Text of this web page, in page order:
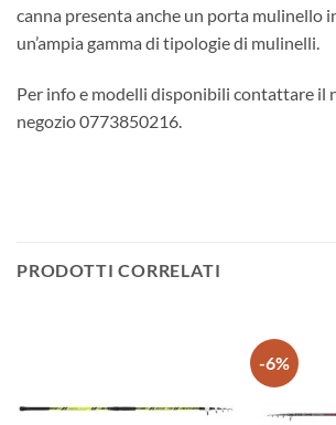
canna presenta anche un porta mulinello
un’ampia gamma di tipologie di mulinelli.
Per info e modelli disponibili contattare il
negozio 0773850216.
PRODOTTI CORRELATI
-6%